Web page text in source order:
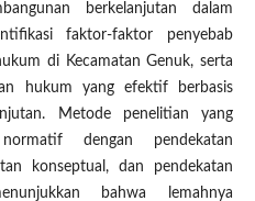
berkelanjutan dalam
faktor-faktor penyebab
di Kecamatan Genuk, serta
hukum yang efektif berbasis
Metode penelitian yang
dengan pendekatan
konseptual, dan pendekatan
bahwa lemahnya